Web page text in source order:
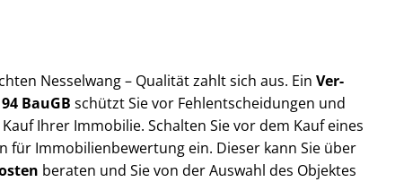
Nesselwang – Qualität zahlt sich aus. Ein Ver­
BauGB schützt Sie vor Fehl­ent­schei­dun­gen und
Ihrer Immobilie. Schalten Sie vor dem Kauf eines
für Im­mo­bi­li­en­be­wer­tung ein. Dieser kann Sie über
beraten und Sie von der Auswahl des Objektes